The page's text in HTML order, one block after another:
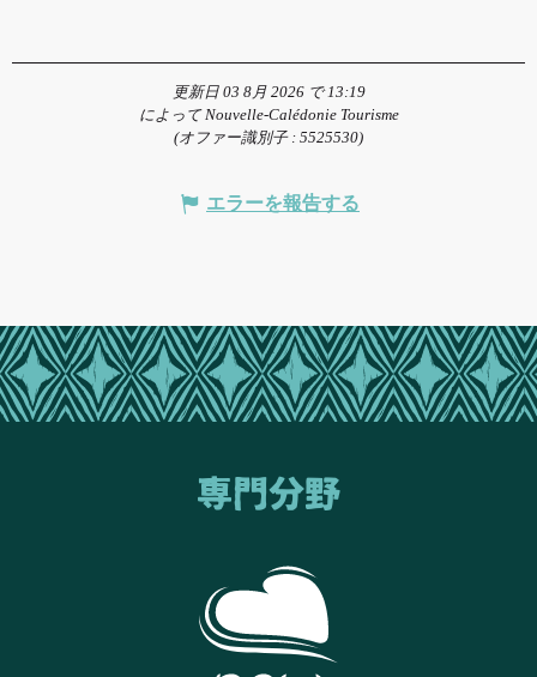
更新日 03 8月 2026 で 13:19
によって Nouvelle-Calédonie Tourisme
(オファー識別子 : 5525530)
エラーを報告する
専門分野